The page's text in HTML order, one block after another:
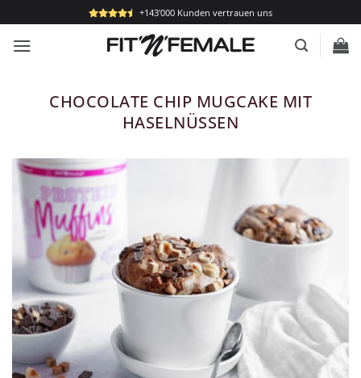
Inhalt
springen
+143'000 Kunden vertrauen uns
CHOCOLATE CHIP MUGCAKE MIT
HASELNÜSSEN